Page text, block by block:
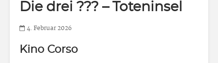
Die drei ??? – Toteninsel
4. Februar 2026
Kino Corso